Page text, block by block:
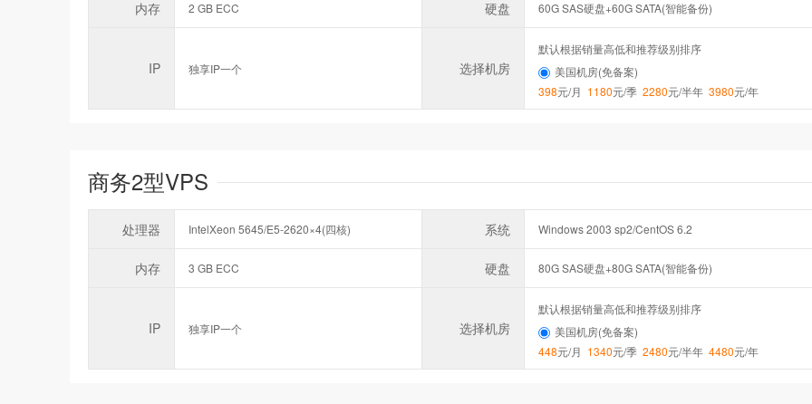
内存 2 GB ECC 硬盘 60G SAS硬盘+60G SATA(智能备份)
IP 独享IP一个 选择机房
默认根据销量高低和推荐级别排序
美国机房(免备案)
398元/月 1180元/季 2280元/半年 3980元/年
商务2型VPS
处理器 IntelXeon 5645/E5-2620×4(四核) 系统 Windows 2003 sp2/CentOS 6.2
内存 3 GB ECC 硬盘 80G SAS硬盘+80G SATA(智能备份)
IP 独享IP一个 选择机房
默认根据销量高低和推荐级别排序
美国机房(免备案)
448元/月 1340元/季 2480元/半年 4480元/年